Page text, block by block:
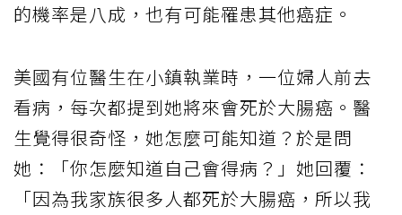
的機率是八成，也有可能罹患其他癌症。
美國有位醫生在小鎮執業時，一位婦人前去
看病，每次都提到她將來會死於大腸癌。醫
生覺得很奇怪，她怎麼可能知道？於是問
她：「你怎麼知道自己會得病？」她回覆：
「因為我家族很多人都死於大腸癌，所以我